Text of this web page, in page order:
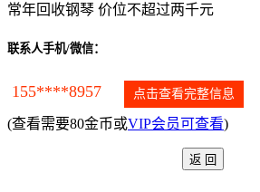
常年回收钢琴 价位不超过两千元
联系人手机/微信：
155****8957 点击查看完整信息
(查看需要80金币或VIP会员可查看)